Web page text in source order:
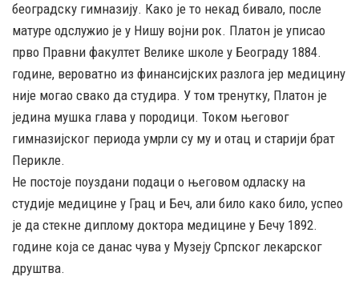
београдску гимназију. Како је то некад бивало, после
матуре одслужио је у Нишу војни рок. Платон је уписао
прво Правни факултет Велике школе у Београду 1884.
године, вероватно из финансијских разлога јер медицину
није могао свако да студира. У том тренутку, Платон је
једина мушка глава у породици. Током његовог
гимназијског периода умрли су му и отац и старији брат
Перикле.
Не постоје поуздани подаци о његовом одласку на
студије медицине у Грац и Беч, али било како било, успео
је да стекне диплому доктора медицине у Бечу 1892.
године која се данас чува у Музеју Српског лекарског
друштва.